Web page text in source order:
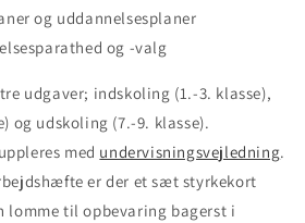
og uddannelsesplaner
og -valg
udgaver; indskoling (1.-3. klasse),
og udskoling (7.-9. klasse).
med undervisningsvejledning.
er der et sæt styrkekort
lomme til opbevaring bagerst i